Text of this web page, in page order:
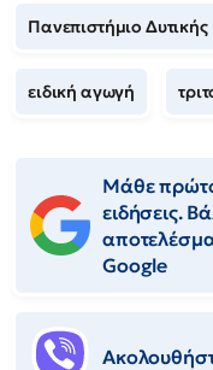
Πανεπιστήμιο
ειδική αγωγή
Μάθε
ειδήσεις.
Google